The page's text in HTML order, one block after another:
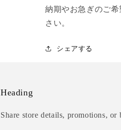
納期やお急ぎのご
さい。
シェアする
Heading
Share store details, promotions,